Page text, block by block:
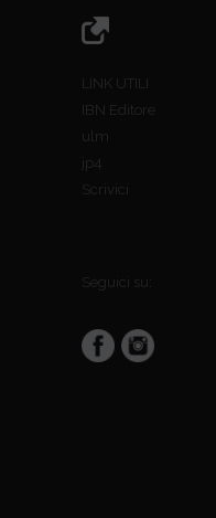
LINK UTILI
IBN Editore
ulm
jp4
Scrivici
Seguici su: